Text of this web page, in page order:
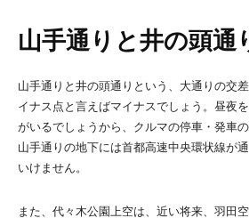
山手通りと井の頭通
山手通りと井の頭通りという、大通りの交
イナス点と言えばマイナスでしょう。昼夜
がいるでしょうから、クルマの停車・発車
山手通りの地下には首都高速中央環状線が
いけません。
また、代々木公園上空は、近い将来、羽田